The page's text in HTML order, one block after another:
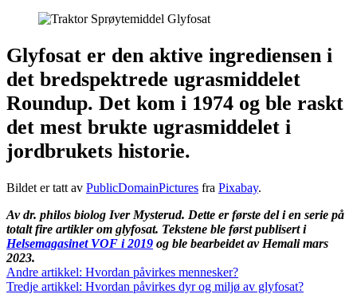
Glyfosat er den aktive ingrediensen i
det bredspektrede ugrasmiddelet
Roundup. Det kom i 1974 og ble raskt
det mest brukte ugrasmiddelet i
jordbrukets historie.
Bildet er tatt av PublicDomainPictures fra Pixabay.
Av dr. philos biolog Iver Mysterud. Dette er første del i en serie på
totalt fire artikler om glyfosat. Tekstene ble først publisert i
Helsemagasinet VOF i 2019 og ble bearbeidet av Hemali mars
2023.
Andre artikkel: Hvordan påvirkes mennesker?
Tredje artikkel: Hvordan påvirkes dyr og miljø av glyfosat?